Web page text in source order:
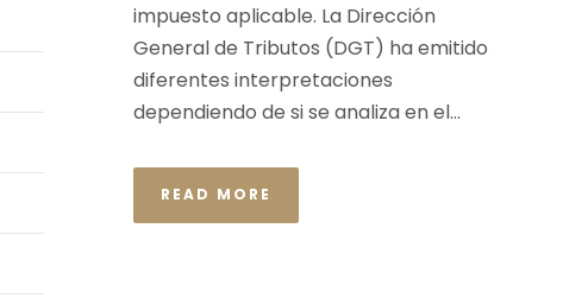
impuesto aplicable. La Dirección
General de Tributos (DGT) ha emitido
diferentes interpretaciones
dependiendo de si se analiza en el...
READ MORE